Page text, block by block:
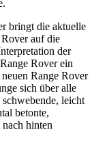
bringt die aktuelle
auf die
der
Rover ein
Range Rover
sich über alle
leicht
betonte,
hinten